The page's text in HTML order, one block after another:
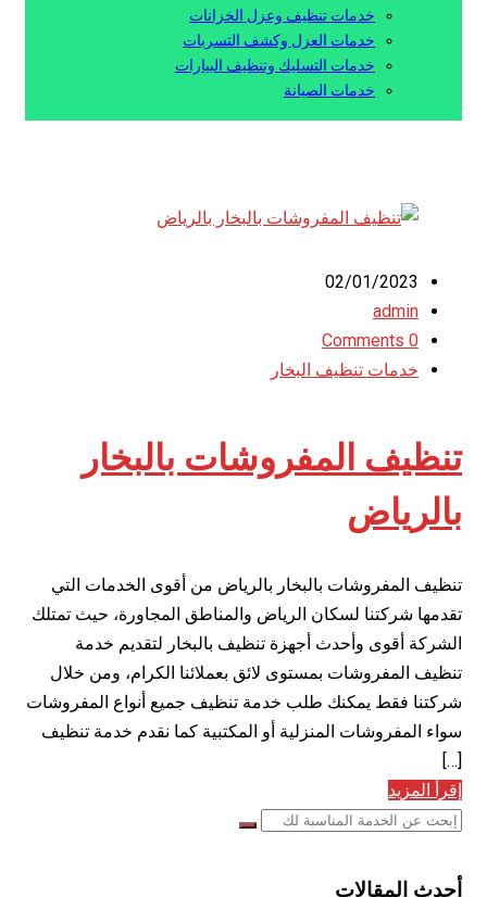
خدمات تنظيف وعزل الخزانات
خدمات العزل وكشف التسربات
خدمات التسليك وتنظيف البيارات
خدمات الصيانة
02/01/2023
admin
0 Comments
خدمات تنظيف البخار
تنظيف المفروشات بالبخار
بالرياض
تنظيف المفروشات بالبخار بالرياض من أقوى الخدمات التي
تقدمها شركتنا لسكان الرياض والمناطق المجاورة، حيث تمتلك
الشركة أقوى وأحدث أجهزة تنظيف بالبخار لتقديم خدمة
تنظيف المفروشات بمستوى لائق بعملائنا الكرام، ومن خلال
شركتنا فقط يمكنك طلب خدمة تنظيف جميع أنواع المفروشات
سواء المفروشات المنزلية أو المكتبية كما نقدم خدمة تنظيف
[…]
إقرأ المزيد
أحدث المقالات